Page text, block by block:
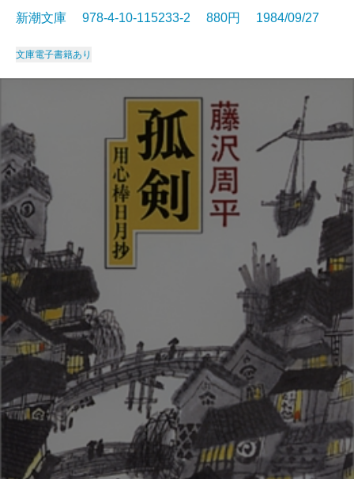
新潮文庫 978-4-10-115233-2 880円 1984/09/27
文庫電子書籍あり